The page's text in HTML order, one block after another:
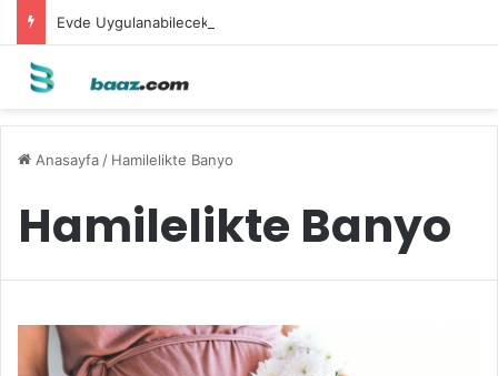
Evde Uygulanabilecek Leke Karşıtı Maskeler
Anasayfa / Hamilelikte Banyo
Hamilelikte Banyo